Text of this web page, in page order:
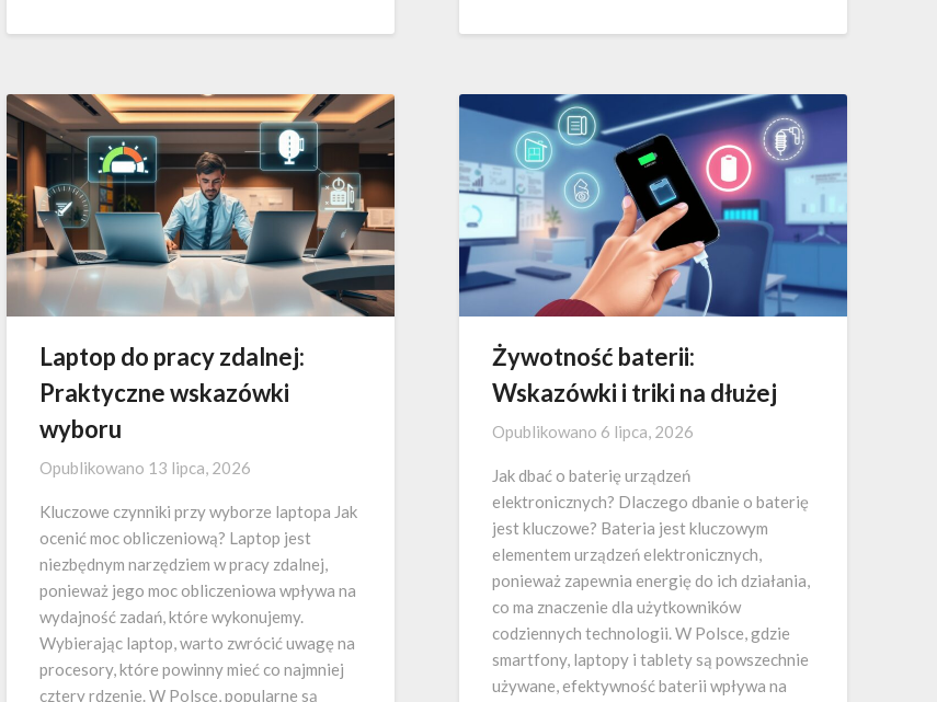
Laptop do pracy zdalnej:
Praktyczne wskazówki
wyboru
Opublikowano 13 lipca, 2026
Kluczowe czynniki przy wyborze laptopa Jak
ocenić moc obliczeniową? Laptop jest
niezbędnym narzędziem w pracy zdalnej,
ponieważ jego moc obliczeniowa wpływa na
wydajność zadań, które wykonujemy.
Wybierając laptop, warto zwrócić uwagę na
procesory, które powinny mieć co najmniej
cztery rdzenie. W Polsce, popularne są
Żywotność baterii:
Wskazówki i triki na dłużej
Opublikowano 6 lipca, 2026
Jak dbać o baterię urządzeń
elektronicznych? Dlaczego dbanie o baterię
jest kluczowe? Bateria jest kluczowym
elementem urządzeń elektronicznych,
ponieważ zapewnia energię do ich działania,
co ma znaczenie dla użytkowników
codziennych technologii. W Polsce, gdzie
smartfony, laptopy i tablety są powszechnie
używane, efektywność baterii wpływa na